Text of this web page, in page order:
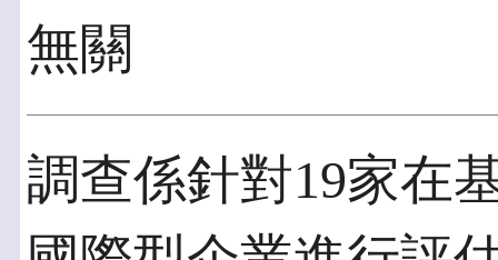
無關
調查係針對19家在